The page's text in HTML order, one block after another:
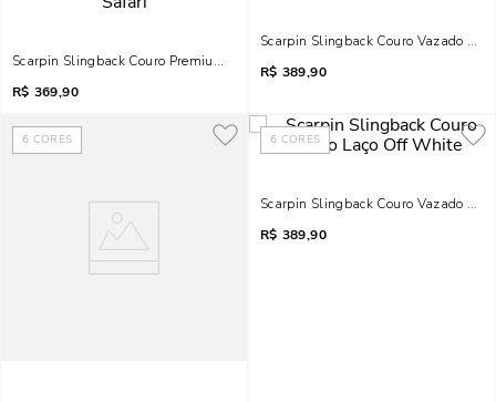
Scarpin Slingback Couro Premium Vazado Marrom Safari
R$ 369,90
Scarpin Slingback Couro Vazado
R$ 389,90
6 CORES 6 CORES
Scarpin Slingback Couro Vazado
R$ 389,90